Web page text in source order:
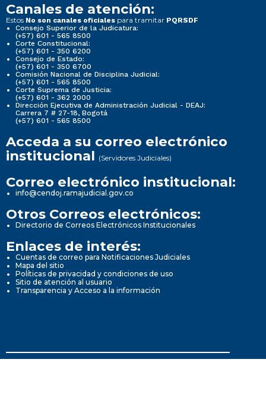
Canales de atención:
Estos No son canales oficiales para tramitar PQRSDF
Consejo Superior de la Judicatura:
(+57) 601 - 565 8500
Corte Constitucional:
(+57) 601 - 350 6200
Consejo de Estado:
(+57) 601 - 350 6700
Comisión Nacional de Disciplina Judicial:
(+57) 601 - 565 8500
Corte Suprema de Justicia:
(+57) 601 - 362 2000
Dirección Ejecutiva de Administración Judicial - DEAJ:
Carrera 7 # 27-18, Bogotá
(+57) 601 - 565 8500
Acceda a su correo electrónico
institucional (Servidores Judiciales)
Correo electrónico institucional:
info@cendoj.ramajudicial.gov.co
Otros Correos electrónicos:
Directorio de Correos Electrónicos Institucionales
Enlaces de interés:
Cuentas de correo para Notificaciones Judiciales
Mapa del sitio
Políticas de privacidad y condiciones de uso
Sitio de atención al usuario
Transparencia y Acceso a la información